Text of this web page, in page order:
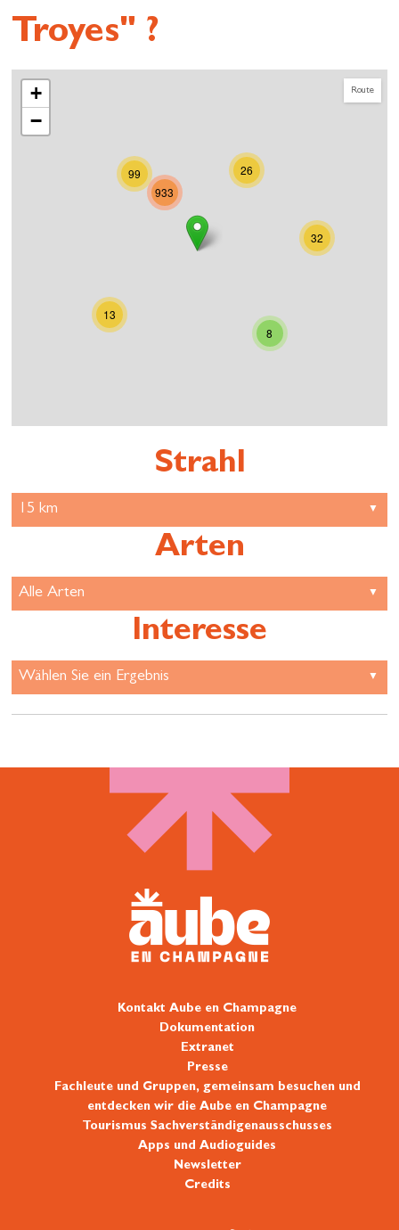
Troyes" ?
Route
32
8
13
26
99
933
+
−
Strahl
Arten
Interesse
Kontakt Aube en Champagne
Dokumentation
Extranet
Presse
Fachleute und Gruppen, gemeinsam besuchen und
entdecken wir die Aube en Champagne
Tourismus Sachverständigenausschusses
Apps und Audioguides
Newsletter
Credits